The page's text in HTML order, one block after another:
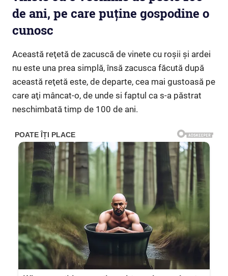
de ani, pe care puține gospodine o
cunosc
Această reţetă de zacuscă de vinete cu roșii şi ardei
nu este una prea simplă, însă zacusca făcută după
această reţetă este, de departe, cea mai gustoasă pe
care aţi mâncat-o, de unde si faptul ca s-a păstrat
neschimbată timp de 100 de ani.